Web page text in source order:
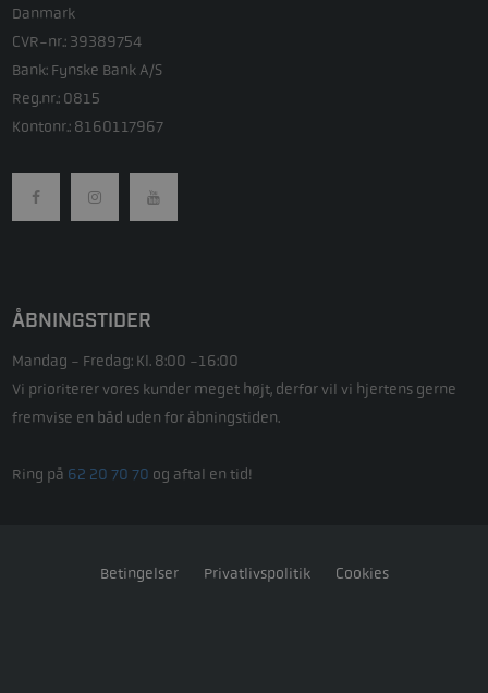
Danmark
CVR-nr.: 39389754
Bank: Fynske Bank A/S
Reg.nr.: 0815
Kontonr.: 8160117967
ÅBNINGSTIDER
Mandag - Fredag: Kl. 8:00 -16:00
Vi prioriterer vores kunder meget højt, derfor vil vi hjertens gerne
fremvise en båd uden for åbningstiden.
Ring på 62 20 70 70 og aftal en tid!
Betingelser Privatlivspolitik Cookies